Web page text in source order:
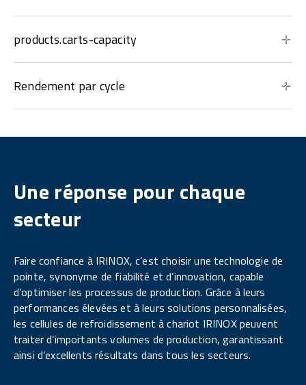
products.carts-capacity
Rendement par cycle
Une réponse pour chaque
secteur
Faire confiance à IRINOX, c’est choisir une technologie de
pointe, synonyme de fiabilité et d’innovation, capable
d’optimiser les processus de production. Grâce à leurs
performances élevées et à leurs solutions personnalisées,
les cellules de refroidissement à chariot IRINOX peuvent
traiter d’importants volumes de production, garantissant
ainsi d’excellents résultats dans tous les secteurs.